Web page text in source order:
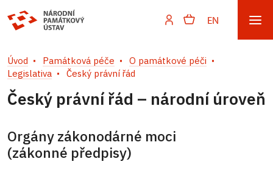
EN
Úvod Památková péče
O památkové péči
Legislativa
Český právní řád
Český právní řád – národní úroveň
Orgány zákonodárné moci
(zákonné předpisy)